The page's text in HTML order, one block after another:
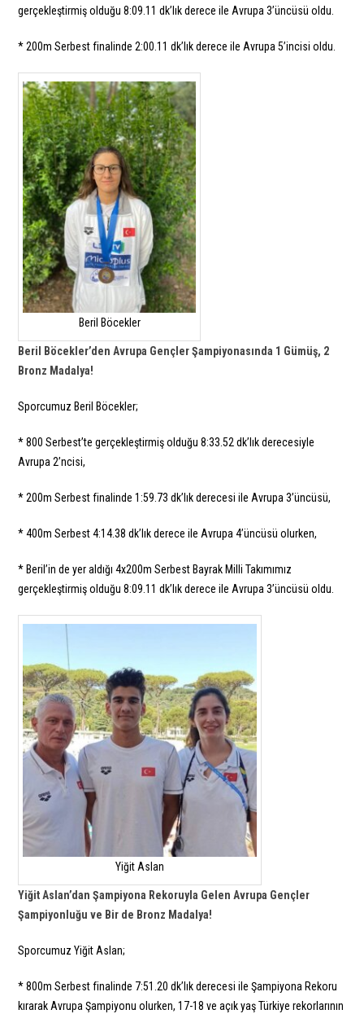
gerçekleştirmiş olduğu 8:09.11 dk’lık derece ile Avrupa 3’üncüsü oldu.
* 200m Serbest finalinde 2:00.11 dk’lık derece ile Avrupa 5’incisi oldu.
Beril Böcekler
Beril Böcekler’den Avrupa Gençler Şampiyonasında 1 Gümüş, 2
Bronz Madalya!
Sporcumuz Beril Böcekler;
* 800 Serbest’te gerçekleştirmiş olduğu 8:33.52 dk’lık derecesiyle
Avrupa 2’ncisi,
* 200m Serbest finalinde 1:59.73 dk’lık derecesi ile Avrupa 3’üncüsü,
* 400m Serbest 4:14.38 dk’lık derece ile Avrupa 4’üncüsü olurken,
* Beril’in de yer aldığı 4x200m Serbest Bayrak Milli Takımımız
gerçekleştirmiş olduğu 8:09.11 dk’lık derece ile Avrupa 3’üncüsü oldu.
Yiğit Aslan
Yiğit Aslan’dan Şampiyona Rekoruyla Gelen Avrupa Gençler
Şampiyonluğu ve Bir de Bronz Madalya!
Sporcumuz Yiğit Aslan;
* 800m Serbest finalinde 7:51.20 dk’lık derecesi ile Şampiyona Rekoru
kırarak Avrupa Şampiyonu olurken, 17-18 ve açık yaş Türkiye rekorlarının